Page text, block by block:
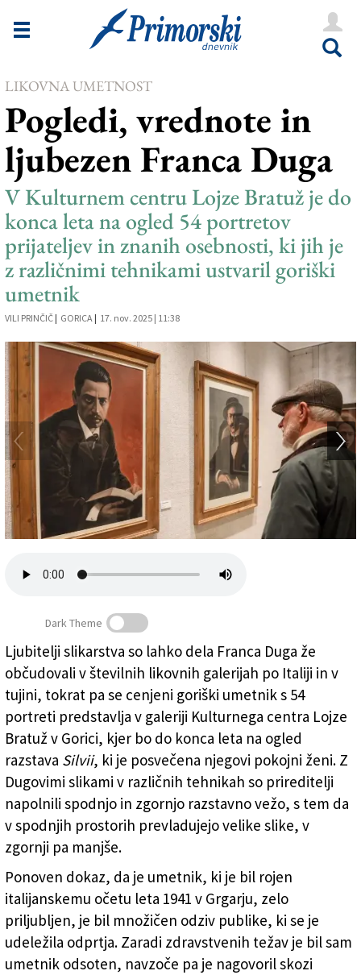
Novice
Goriška
Kultura
Šport
Še
Vreme
V Kioskih
Uredništvo
Oglasi
Založnik
Zadruga PD
Naročnine
LIKOVNA UMETNOST
Pogledi, vrednote in
ljubezen Franca Duga
V Kulturnem centru Lojze Bratuž je do
konca leta na ogled 54 portretov
prijateljev in znanih osebnosti, ki jih je
z različnimi tehnikami ustvaril goriški
umetnik
VILI PRINČIČ | GORICA | 17. nov. 2025 | 11:38
Dark Theme
Ljubitelji slikarstva so lahko dela Franca Duga že
občudovali v številnih likovnih galerijah po Italiji in v
tujini, tokrat pa se cenjeni goriški umetnik s 54
portreti predstavlja v galeriji Kulturnega centra Lojze
Bratuž v Gorici, kjer bo do konca leta na ogled
razstava Silvii, ki je posvečena njegovi pokojni ženi. Z
Dugovimi slikami v različnih tehnikah so prireditelji
napolnili spodnjo in zgornjo razstavno vežo, s tem da
v spodnjih prostorih prevladujejo velike slike, v
zgornji pa manjše.
Ponoven dokaz, da je umetnik, ki je bil rojen
italijanskemu očetu leta 1941 v Grgarju, zelo
priljubljen, je bil množičen odziv publike, ki se je
udeležila odprtja. Zaradi zdravstvenih težav je bil sam
umetnik odsoten, navzoče pa je nagovoril skozi